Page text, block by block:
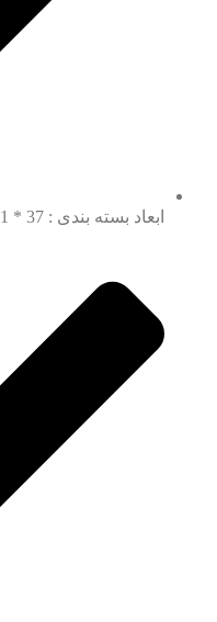
ابعاد بسته بندی : 37 * 31 * 26